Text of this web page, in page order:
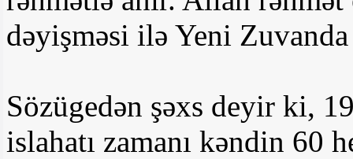
dəyişməsi ilə Yeni
Sözügedən şəxs deyir ki,
islahatı zamanı kəndin 60